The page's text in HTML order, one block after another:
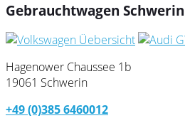
Gebrauchtwagen Schwerin
Hagenower Chaussee 1b
19061 Schwerin
+49 (0)385 6460012